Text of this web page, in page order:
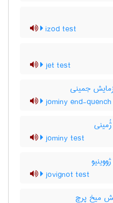
izod test
jet test
جمینی
jominy end-
jominy test
jovignot test
میخ پرچ